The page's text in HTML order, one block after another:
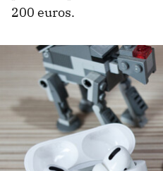
200 euros.